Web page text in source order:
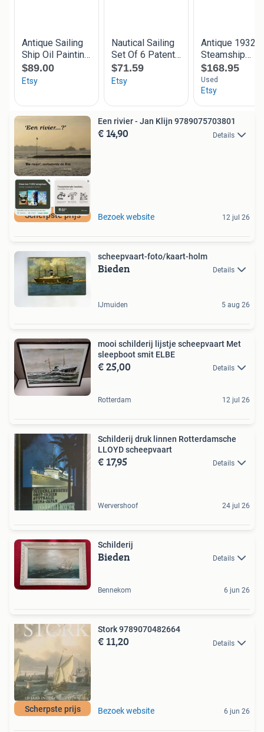
Scherpste prijs
Een rivier - Jan Klijn 9789075703801
€ 14,90 Details
Bezoek website 12 jul 26
scheepvaart-foto/kaart-holm
Bieden Details
IJmuiden 5 aug 26
mooi schilderij lijstje scheepvaart Met
sleepboot smit ELBE
€ 25,00 Details
Rotterdam 12 jul 26
Schilderij druk linnen Rotterdamsche
LLOYD scheepvaart
€ 17,95 Details
Wervershoof 24 jul 26
Schilderij
Bieden Details
Bennekom 6 jun 26
Scherpste prijs
Stork 9789070482664
€ 11,20 Details
Bezoek website 6 jun 26